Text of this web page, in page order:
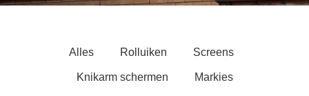
Alles Rolluiken Screens
Knikarm schermen Markies